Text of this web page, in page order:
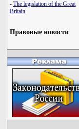
- The legislation of the Great
Britain
Правовые новости